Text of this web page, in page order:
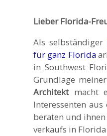
Lieber Florida-
Als selbständiger
für ganz Florida
in Southwest
Grundlage
Architektmacht
Interessenten
beraten und
verkaufs in